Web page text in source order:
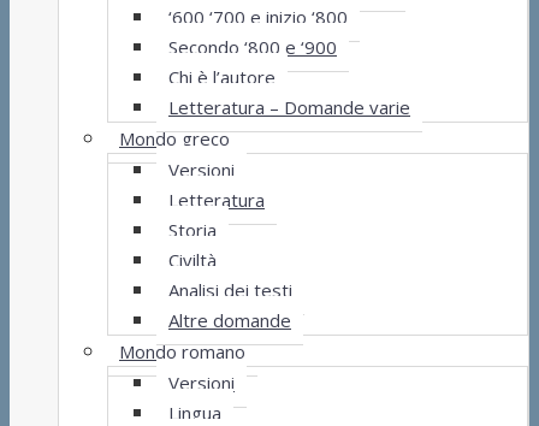
‘600 ‘700 e inizio ‘800
Secondo ‘800 e ‘900
Chi è l’autore
Letteratura – Domande varie
Mondo greco
Versioni
Letteratura
Storia
Civiltà
Analisi dei testi
Altre domande
Mondo romano
Versioni
Lingua